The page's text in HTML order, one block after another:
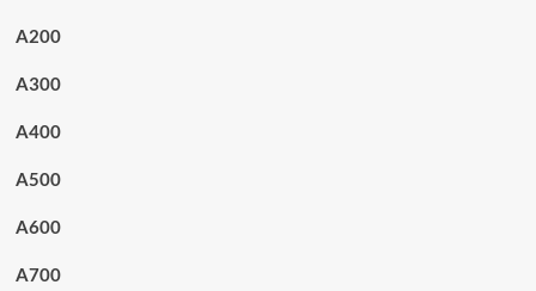
A200
A300
A400
A500
A600
A700